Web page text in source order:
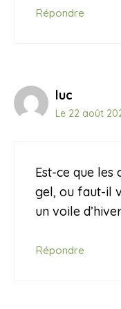
Répondre
luc
Le 22 août
Est-ce que les
gel, ou faut-il
un voile
Répondre